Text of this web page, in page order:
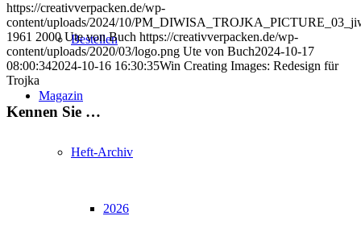
Bestellen
Magazin
Heft-Archiv
2026
https://creativverpacken.de/wp-
content/uploads/2024/10/
1961 2000 Ute von Buch https://creativverpacken.de/wp-
content/uploads/2020/03/logo.png Ute von Buch2024-10-17
08:00:342024-10-16 16:30:35Win Creating Images: Redesign für
Trojka
Kennen Sie …